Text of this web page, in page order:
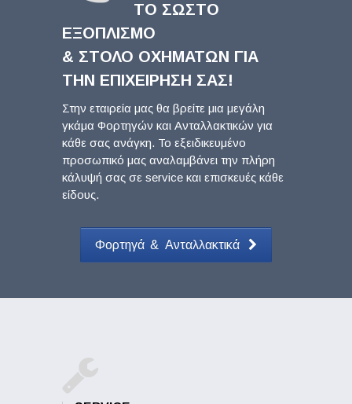
Επικοινωνία
ΤΟ ΣΩΣΤΟ
ΕΞΟΠΛΙΣΜΟ
& ΣΤΟΛΟ ΟΧΗΜΑΤΩΝ ΓΙΑ
ΤΗΝ ΕΠΙΧΕΙΡΗΣΗ ΣΑΣ!
Στην εταιρεία μας θα βρείτε μια μεγάλη
γκάμα Φορτηγών και Ανταλλακτικών για
κάθε σας ανάγκη. Το εξειδικευμένο
προσωπικό μας αναλαμβάνει την πλήρη
κάλυψή σας σε service και επισκευές κάθε
είδους.
Φορτηγά & Ανταλλακτικά